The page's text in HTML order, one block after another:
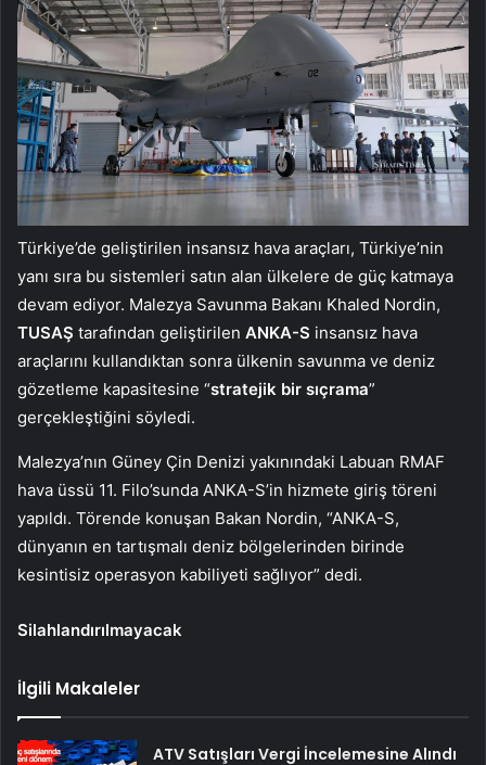
Türkiye’de geliştirilen insansız hava araçları, Türkiye’nin
yanı sıra bu sistemleri satın alan ülkelere de güç katmaya
devam ediyor. Malezya Savunma Bakanı Khaled Nordin,
TUSAŞ tarafından geliştirilen ANKA-S insansız hava
araçlarını kullandıktan sonra ülkenin savunma ve deniz
gözetleme kapasitesine “stratejik bir sıçrama”
gerçekleştiğini söyledi.
Malezya’nın Güney Çin Denizi yakınındaki Labuan RMAF
hava üssü 11. Filo’sunda ANKA-S’in hizmete giriş töreni
yapıldı. Törende konuşan Bakan Nordin, “ANKA-S,
dünyanın en tartışmalı deniz bölgelerinden birinde
kesintisiz operasyon kabiliyeti sağlıyor” dedi.
Silahlandırılmayacak
İlgili Makaleler
ATV Satışları Vergi İncelemesine Alındı